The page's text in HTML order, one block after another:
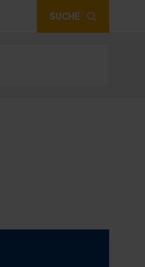
SUCHE